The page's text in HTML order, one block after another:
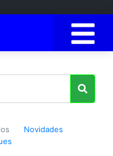
Novidades